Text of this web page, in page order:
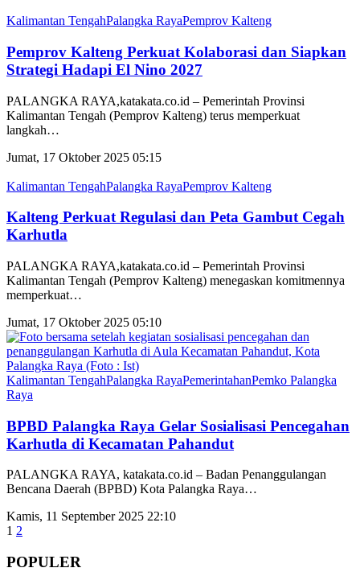
Kalimantan TengahPalangka RayaPemprov Kalteng
Pemprov Kalteng Perkuat Kolaborasi dan Siapkan
Strategi Hadapi El Nino 2027
PALANGKA RAYA,katakata.co.id – Pemerintah Provinsi
Kalimantan Tengah (Pemprov Kalteng) terus memperkuat
langkah…
Jumat, 17 Oktober 2025 05:15
Kalimantan TengahPalangka RayaPemprov Kalteng
Kalteng Perkuat Regulasi dan Peta Gambut Cegah
Karhutla
PALANGKA RAYA,katakata.co.id – Pemerintah Provinsi
Kalimantan Tengah (Pemprov Kalteng) menegaskan komitmennya
memperkuat…
Jumat, 17 Oktober 2025 05:10
Kalimantan TengahPalangka RayaPemerintahanPemko Palangka
Raya
BPBD Palangka Raya Gelar Sosialisasi Pencegahan
Karhutla di Kecamatan Pahandut
PALANGKA RAYA, katakata.co.id – Badan Penanggulangan
Bencana Daerah (BPBD) Kota Palangka Raya…
Kamis, 11 September 2025 22:10
1 2
POPULER